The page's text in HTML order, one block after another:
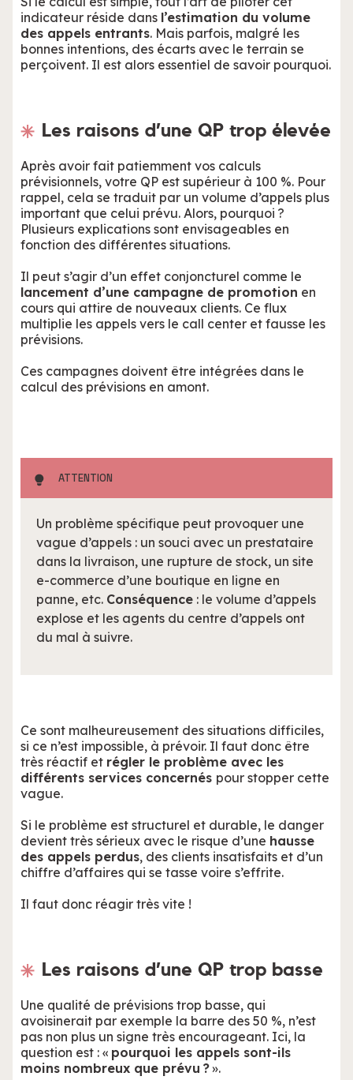
indicateur réside dans l’estimation du volume
des appels entrants. Mais parfois, malgré les
bonnes intentions, des écarts avec le terrain se
perçoivent. Il est alors essentiel de savoir pourquoi.
Les raisons d’une QP trop élevée
Après avoir fait patiemment vos calculs
prévisionnels, votre QP est supérieur à 100 %. Pour
rappel, cela se traduit par un volume d’appels plus
important que celui prévu. Alors, pourquoi ?
Plusieurs explications sont envisageables en
fonction des différentes situations.
Il peut s’agir d’un effet conjoncturel comme le
lancement d’une campagne de promotion en
cours qui attire de nouveaux clients. Ce flux
multiplie les appels vers le call center et fausse les
prévisions.
Ces campagnes doivent être intégrées dans le
calcul des prévisions en amont.
ATTENTION
Un problème spécifique peut provoquer une
vague d’appels : un souci avec un prestataire
dans la livraison, une rupture de stock, un site
e-commerce d’une boutique en ligne en
panne, etc. Conséquence : le volume d’appels
explose et les agents du centre d’appels ont
du mal à suivre.
Ce sont malheureusement des situations difficiles,
si ce n’est impossible, à prévoir. Il faut donc être
très réactif et régler le problème avec les
différents services concernés pour stopper cette
vague.
Si le problème est structurel et durable, le danger
devient très sérieux avec le risque d’une hausse
des appels perdus, des clients insatisfaits et d’un
chiffre d’affaires qui se tasse voire s’effrite.
Il faut donc réagir très vite !
Les raisons d’une QP trop basse
Une qualité de prévisions trop basse, qui
avoisinerait par exemple la barre des 50 %, n’est
pas non plus un signe très encourageant. Ici, la
question est : « pourquoi les appels sont-ils
moins nombreux que prévu ?».